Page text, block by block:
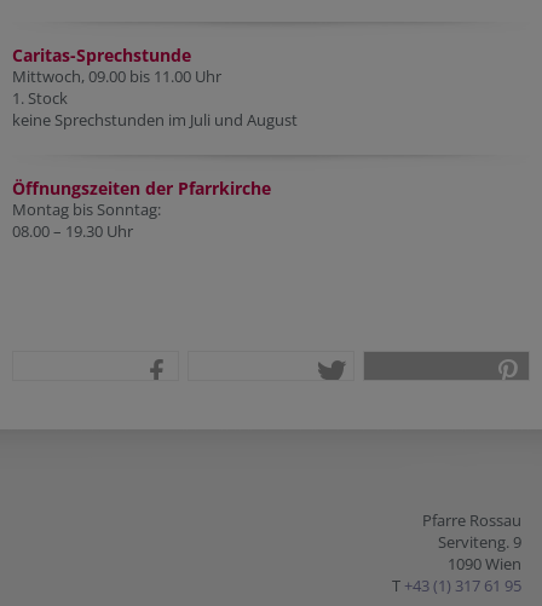
Caritas-Sprechstunde
Mittwoch, 09.00 bis 11.00 Uhr
1. Stock
keine Sprechstunden im Juli und August
Öffnungszeiten der Pfarrkirche
Montag bis Sonntag:
08.00 – 19.30 Uhr
Pfarre Rossau
Serviteng. 9
1090 Wien
T +43 (1) 317 61 95